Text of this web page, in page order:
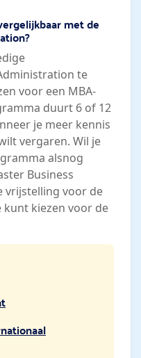
met de
te
voor een MBA-
duurt 6 of 12
je meer kennis
vergaren. Wil je
alsnog
Business
vrijstelling voor de
kunt kiezen voor de